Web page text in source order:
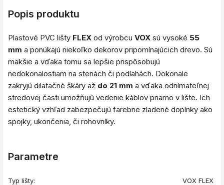
Popis produktu
Plastové PVC lišty FLEX od výrobcu VOX sú vysoké 55
mm a ponúkajú niekoľko dekorov pripomínajúcich drevo. Sú
mäkšie a vďaka tomu sa lepšie prispôsobujú
nedokonalostiam na stenách či podlahách. Dokonale
zakryjú dilatačné škáry až do 21 mm a vďaka odnímateľnej
stredovej časti umožňujú vedenie káblov priamo v lište. Ich
estetický vzhľad zabezpečujú farebne zladené doplnky ako
spojky, ukončenia, či rohovníky.
Parametre
Typ lišty: VOX FLEX